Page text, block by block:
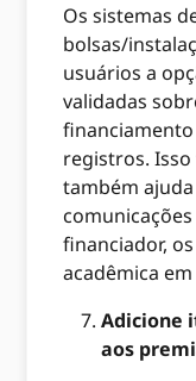
Os sistemas
bolsas/
usuários a
validadas
financiamento
registros.
também
financiador,
acadêmica
Adicione
aos